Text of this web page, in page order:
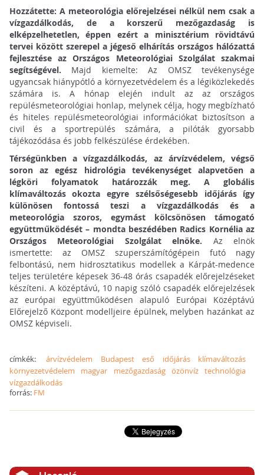
Hozzátette: A meteorológia előrejelzései nélkül nem csak a
vízgazdálkodás, de a korszerű mezőgazdaság is
elképzelhetetlen, éppen ezért a minisztérium rövidtávú
tervei között szerepel a jégeső elhárítás országos hálózattá
fejlesztése az Országos Meteorológiai Szolgálat szakmai
segítségével. Majd kiemelte: Az OMSZ tevékenysége
ugyancsak hiánypótló a környezetvédelem és a légiközlekedés
számára is. A hónap elején indult az az országos
repülésmeteorológiai honlap, melynek célja, hogy megbízható
és hiteles repülésmeteorológiai információkat biztosítson a
civil és a sportrepülés számára, a pilóták gyorsabb
tájékozódása és jobb felkészülése érdekében.
Térségünkben a vízgazdálkodás, az árvízvédelem, végső
soron az egész hidrológia tevékenységet alapvetően a
légköri folyamatok határozzák meg. A globális
klímaváltozás okozta egyre szélsőségesebb időjárás így
különösen fontossá teszi a vízgazdálkodás és a
meteorológia szoros, egymást kölcsönösen támogató
együttműködését – mondta beszédében Radics Kornélia az
Országos Meteorológiai Szolgálat elnöke. Az elnök
ismertette: az OMSZ szuperszámítógépein futó nagy
felbontású, nem hidrosztatikus modellek a Kárpát-medence
teljes területére képesek 36-48 órás csapadék előrejelzéseket
készíteni. A középtávú, 10 napig szóló csapadék előrejelzések
az európai együttműködésen alapuló Európai Középtávú
Előrejelző Központ modelljeire épülnek, melyben hazánkat az
OMSZ képviseli.
címkék: árvízvédelem Budapest eső időjárás
klímaváltozás
környezetvédelem
magyar mezőgazdaság özönvíz technológia
vízgazdálkodás
forrás: FM